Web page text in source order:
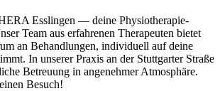
Esslingen — deine Physiotherapie-
Team aus erfahrenen Therapeuten bietet
an Behandlungen, individuell auf deine
In unserer Praxis an der Stuttgarter Straße
Betreuung in angenehmer Atmosphäre.
Besuch!